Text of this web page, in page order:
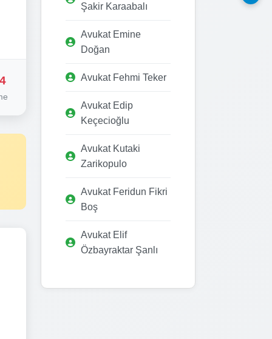
Şakir Karaabalı
Avukat Emine
Doğan
Avukat Fehmi Teker
Avukat Edip
Keçecioğlu
Avukat Kutaki
Zarikopulo
Avukat Feridun Fikri
Boş
Avukat Elif
Özbayraktar Şanlı